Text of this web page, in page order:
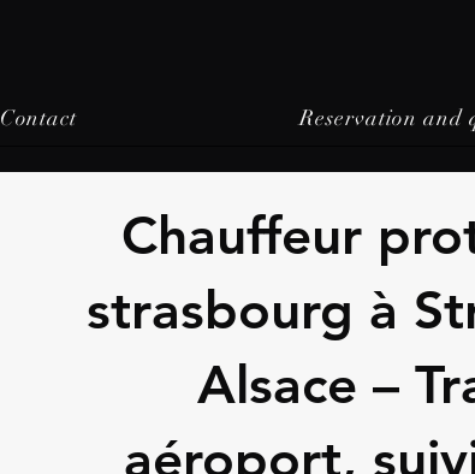
Contact Reservation and
Chauffeur
strasbourg à
Alsace –
aéroport,